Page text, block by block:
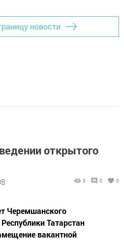
новости
открытого
3 0 0
Черемшанского
Татарстан
вакантной